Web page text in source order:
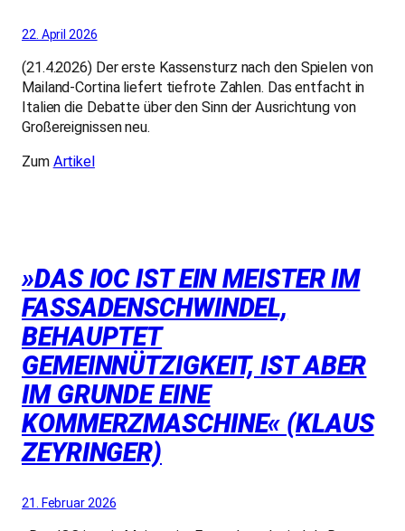
22. April 2026
(21.4.2026) Der erste Kassensturz nach den Spielen von
Mailand-Cortina liefert tiefrote Zahlen. Das entfacht in
Italien die Debatte über den Sinn der Ausrichtung von
Großereignissen neu.
Zum Artikel
»DAS IOC IST EIN MEISTER IM
FASSADENSCHWINDEL,
BEHAUPTET
GEMEINNÜTZIGKEIT, IST ABER
IM GRUNDE EINE
KOMMERZMASCHINE« (KLAUS
ZEYRINGER)
21. Februar 2026